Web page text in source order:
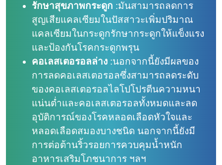
รักษาสุขภาพกระดูก :มันสามารถลดการ
สูญเสียแคลเซียมในปัสสาวะเพิ่มปริมาณ
แคลเซียมในกระดูกรักษากระดูกให้แข็งแรง
และป้องกันโรคกระดูกพรุน
คอเลสเตอรอลล่าง :นอกจากนี้ยังมีผลของ
การลดคอเลสเตอรอลซึ่งสามารถลดระดับ
ของคอเลสเตอรอลไลโปโปรตีนความหนา
แน่นต่ำและคอเลสเตอรอลทั้งหมดและลด
อุบัติการณ์ของโรคหลอดเลือดหัวใจและ
หลอดเลือดสมองบางชนิด นอกจากนี้ยังมี
การต่อต้านริ้วรอยการควบคุมน้ำหนัก
อาหารเสริมโภชนาการ ฯลฯ